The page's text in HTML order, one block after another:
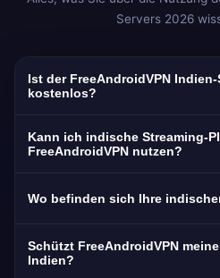
Servers 2026
Ist der FreeAndroidVPN
kostenlos?
100 % kostenlos ohne
Chennai und Hyderabad.
Kann ich indische Streaming-
FreeAndroidVPN nutzen?
Inhalte – geo-beschränkt
Wo befinden sich Ihre
Schützt FreeAndroidVPN
Indien?